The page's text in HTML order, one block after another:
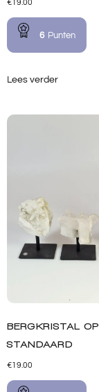
€19.00
6 Punten
Lees verder
BERGKRISTAL OP
STANDAARD
€19.00